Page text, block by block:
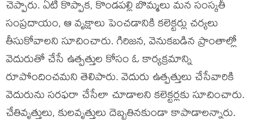
చెప్పారు. ఏటి కొప్పాక, కొండపల్లి బొమ్మలు మన సంస్కతీ
సంప్రదాయం, ఆ వృక్షాలు పెంచడానికి కలెక్టర్లు చర్యలు
తీసుకోవాలని సూచించారు. గిరిజన, వెనుకబడిన ప్రాంతాల్లో
వెదురుతో చేసే ఉత్పత్తుల కోసం ఓ కార్యక్రమాన్ని
రూపోందించమ‌ని తెలిపారు. వెదురు ఉత్పత్తులు చేసేవారికి
వెదురును సరఫరా చేసేలా చూడాలని కలెక్టర్లకు సూచించారు.
చేతివృత్తులు, కులవృత్తులు దెబ్బతినకుండా కాపాడాల‌న్నారు.